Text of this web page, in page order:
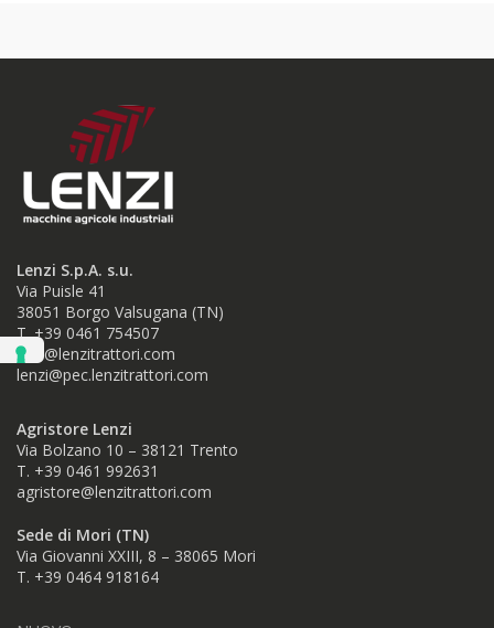
Lenzi S.p.A. s.u.
Via Puisle 41
38051 Borgo Valsugana (TN)
T. +39 0461 754507
info@lenzitrattori.com
lenzi@pec.lenzitrattori.com
Agristore Lenzi
Via Bolzano 10 – 38121 Trento
T. +39 0461 992631
agristore@lenzitrattori.com
Sede di Mori (TN)
Via Giovanni XXIII, 8 – 38065 Mori
T. +39 0464 918164